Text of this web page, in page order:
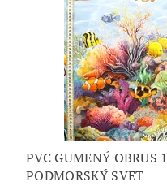
PVC GUMENÝ OBRUS
PODMORSKÝ SVET